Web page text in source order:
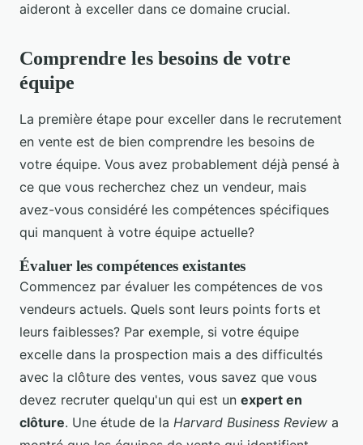
aideront à exceller dans ce domaine crucial.
Comprendre les besoins de votre
équipe
La première étape pour exceller dans le recrutement
en vente est de bien comprendre les besoins de
votre équipe. Vous avez probablement déjà pensé à
ce que vous recherchez chez un vendeur, mais
avez-vous considéré les compétences spécifiques
qui manquent à votre équipe actuelle?
Évaluer les compétences existantes
Commencez par évaluer les compétences de vos
vendeurs actuels. Quels sont leurs points forts et
leurs faiblesses? Par exemple, si votre équipe
excelle dans la prospection mais a des difficultés
avec la clôture des ventes, vous savez que vous
devez recruter quelqu'un qui est un expert en
clôture. Une étude de la Harvard Business Review a